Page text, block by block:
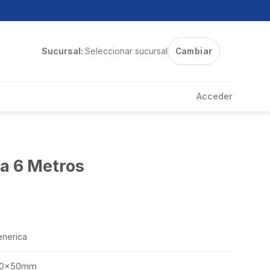
Sucursal: Seleccionar sucursal Cambiar
Acceder
6 Metros